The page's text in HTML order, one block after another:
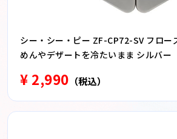
シー・シー・ピー ZF-CP72-SV フロー
めんやデザートを冷たいまま シルバー
¥ 2,990 （税込）